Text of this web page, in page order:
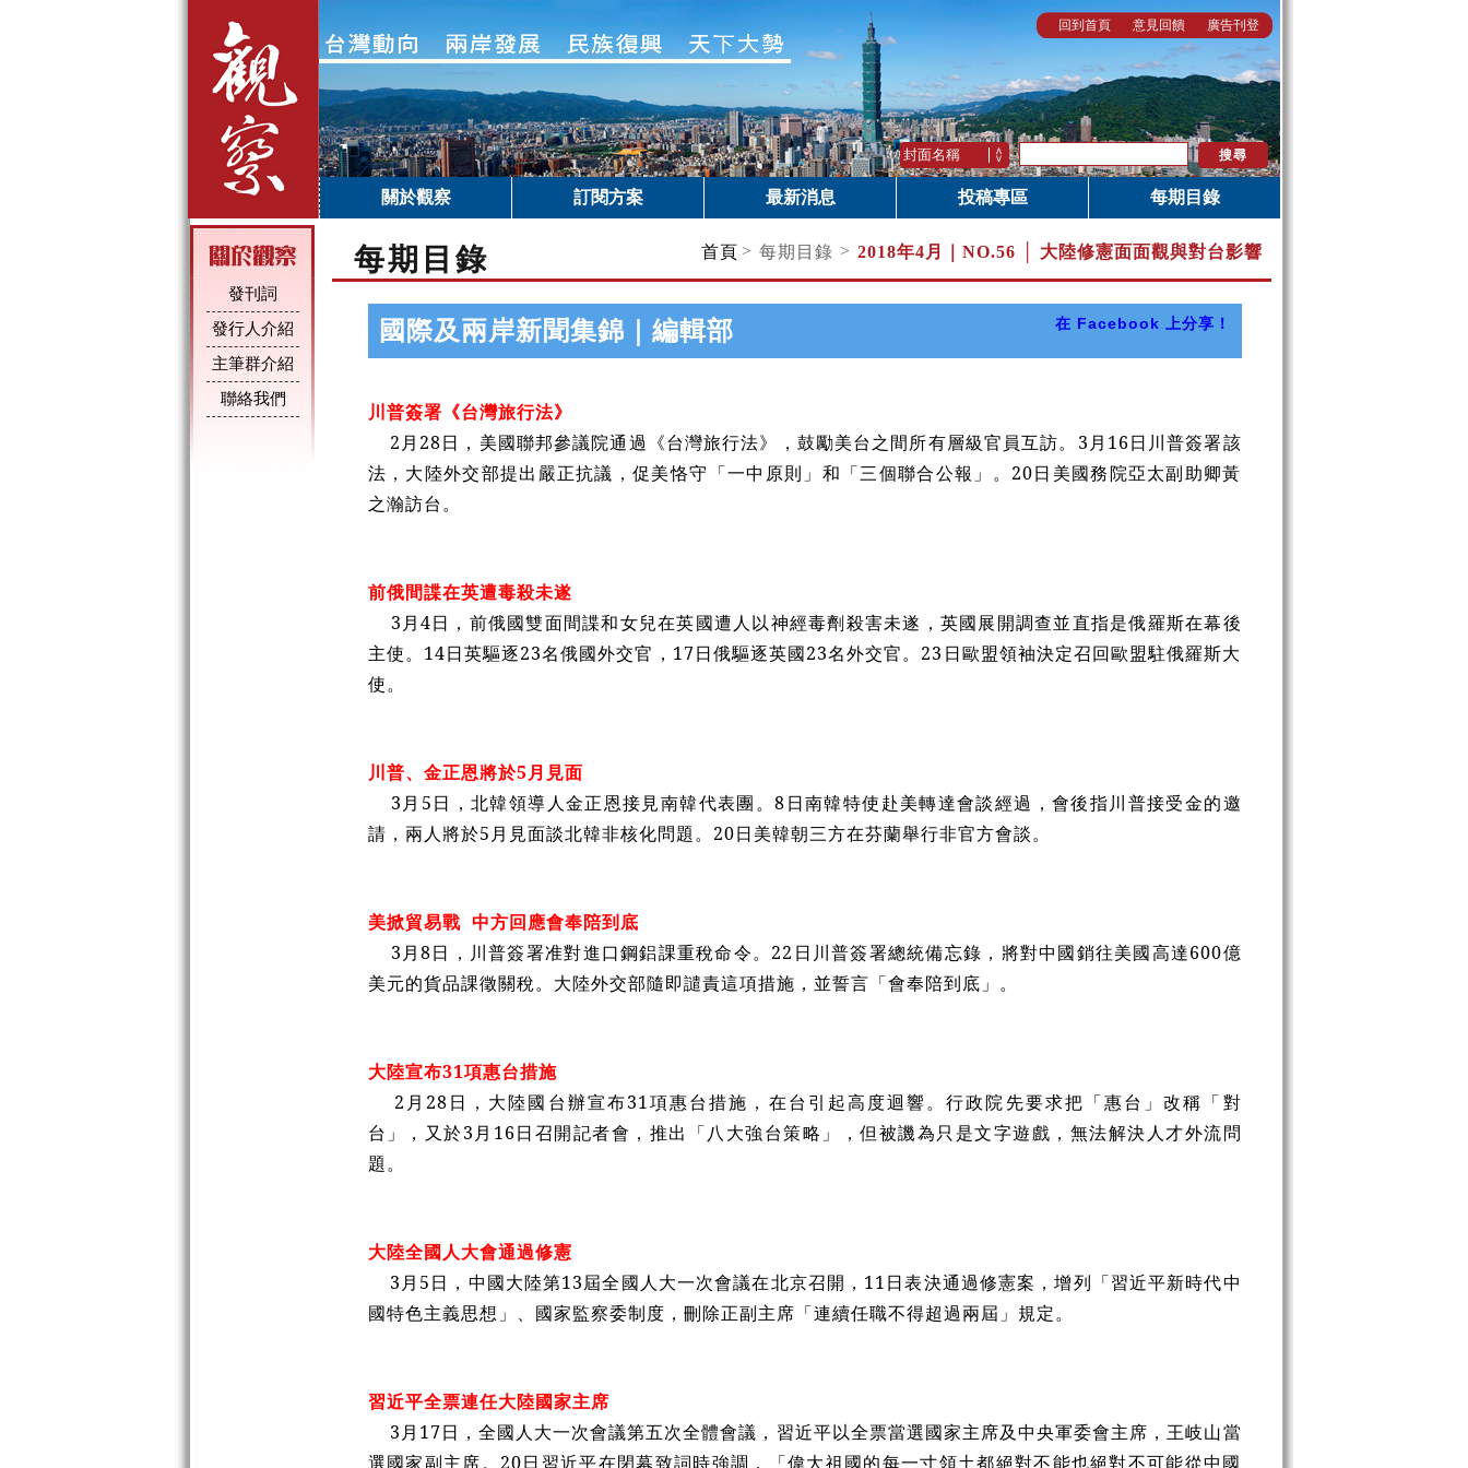
回到首頁 意見回饋 廣告刊登
關於觀察 訂閱方案 最新消息 投稿專區 每期目錄
發刊詞
發行人介紹
主筆群介紹
聯絡我們
每期目錄 首頁 > 每期目錄 > 2018年4月｜ NO.56 │ 大陸修憲面面觀與對台影響
國際及兩岸新聞集錦｜編輯部 在 Facebook 上分享！
川普簽署《台灣旅行法》
2月28日，美國聯邦參議院通過《台灣旅行法》，鼓勵美台之間所有層級官員互訪。3月16日川普簽署該
法，大陸外交部提出嚴正抗議，促美恪守「一中原則」和「三個聯合公報」。20日美國務院亞太副助卿黃
之瀚訪台。
前俄間諜在英遭毒殺未遂
3月4日，前俄國雙面間諜和女兒在英國遭人以神經毒劑殺害未遂，英國展開調查並直指是俄羅斯在幕後
主使。14日英驅逐23名俄國外交官，17日俄驅逐英國23名外交官。23日歐盟領袖決定召回歐盟駐俄羅斯大
使。
川普、金正恩將於5月見面
3月5日，北韓領導人金正恩接見南韓代表團。8日南韓特使赴美轉達會談經過，會後指川普接受金的邀
請，兩人將於5月見面談北韓非核化問題。20日美韓朝三方在芬蘭舉行非官方會談。
美掀貿易戰 中方回應會奉陪到底
3月8日，川普簽署准對進口鋼鋁課重稅命令。22日川普簽署總統備忘錄，將對中國銷往美國高達600億
美元的貨品課徵關稅。大陸外交部隨即譴責這項措施，並誓言「會奉陪到底」。
大陸宣布31項惠台措施
2月28日，大陸國台辦宣布31項惠台措施，在台引起高度迴響。行政院先要求把「惠台」改稱「對
台」，又於3月16日召開記者會，推出「八大強台策略」，但被譏為只是文字遊戲，無法解決人才外流問
題。
大陸全國人大會通過修憲
3月5日，中國大陸第13屆全國人大一次會議在北京召開，11日表決通過修憲案，增列「習近平新時代中
國特色主義思想」、國家監察委制度，刪除正副主席「連續任職不得超過兩屆」規定。
習近平全票連任大陸國家主席
3月17日，全國人大一次會議第五次全體會議，習近平以全票當選國家主席及中央軍委會主席，王岐山當
選國家副主席。20日習近平在閉幕致詞時強調，「偉大祖國的每一寸領土都絕對不能也絕對不可能從中國